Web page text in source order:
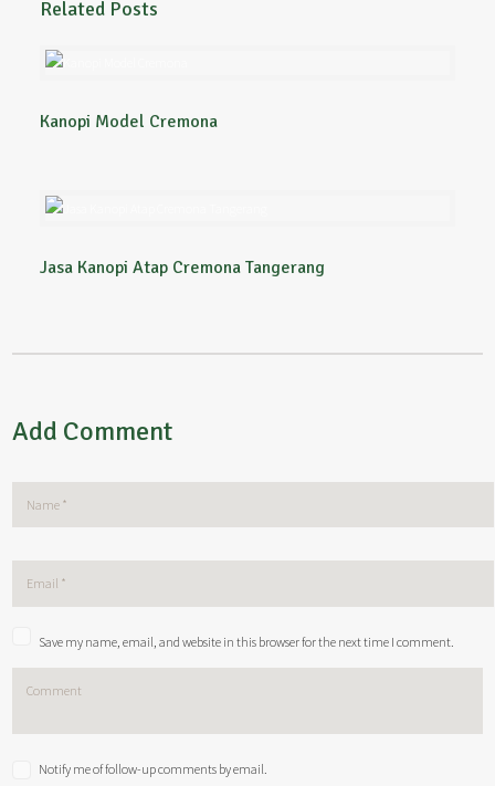
Related Posts
Kanopi Model Cremona
Jasa Kanopi Atap Cremona Tangerang
Add Comment
Save my name, email, and website in this browser for the next time I comment.
Notify me of follow-up comments by email.